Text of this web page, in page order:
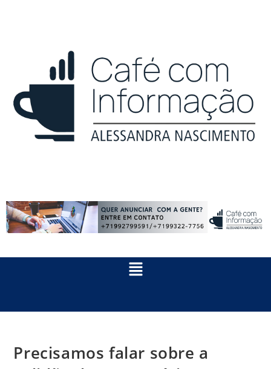
Precisamos falar sobre a